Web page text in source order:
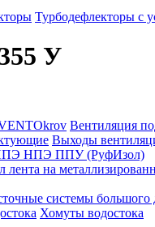
Турбодефлекторы с
У
Вентиляция
Выходы
НПЭ ППУ (РуфИзол)
лента на
системы большого
Хомуты водостока